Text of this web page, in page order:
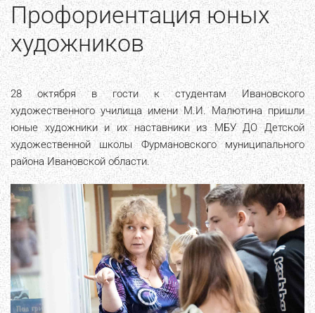
Профориентация юных
художников
28 октября в гости к студентам Ивановского
художественного училища имени М.И. Малютина пришли
юные художники и их наставники из МБУ ДО Детской
художественной школы Фурмановского муниципального
района Ивановской области.